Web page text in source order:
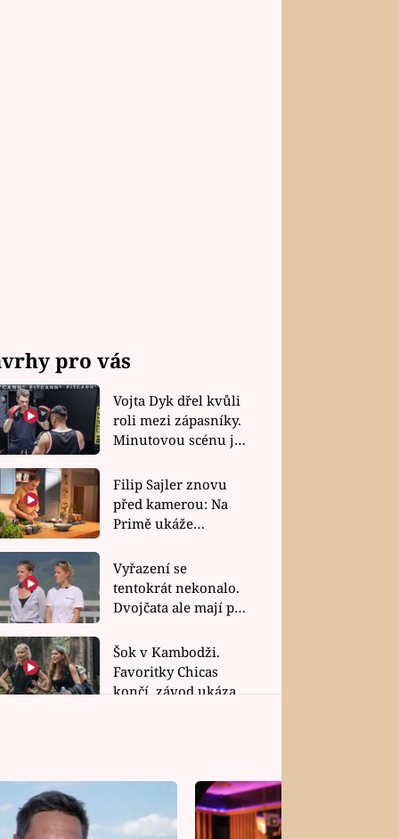
pro vás
Vojta Dyk dřel kvůli
roli mezi zápasníky.
Minutovou scénu jel
Filip Sajler znovu
před kamerou: Na
Primě ukáže
rychlé recepty
Vyřazení se
tentokrát nekonalo.
Dvojčata ale mají po
závodu nůž na krku
Šok v Kambodži.
Favoritky Chicas
končí, závod ukázal